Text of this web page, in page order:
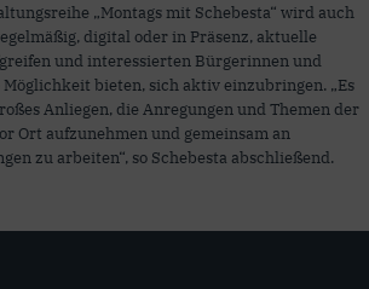
„Montags mit Schebesta“ wird auch
digital oder in Präsenz, aktuelle
und interessierten Bürgerinnen und
bieten, sich aktiv einzubringen. „Es
Anliegen, die Anregungen und Themen der
Ort aufzunehmen und gemeinsam an
zu arbeiten“, so Schebesta abschließend.